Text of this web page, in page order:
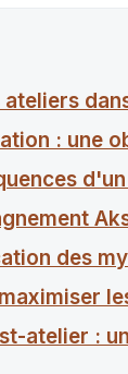
ateliers
: une
des
atelier :